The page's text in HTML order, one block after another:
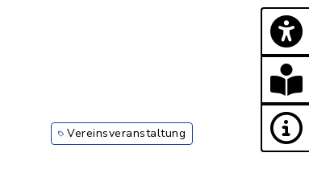
Vereinsveranstaltung